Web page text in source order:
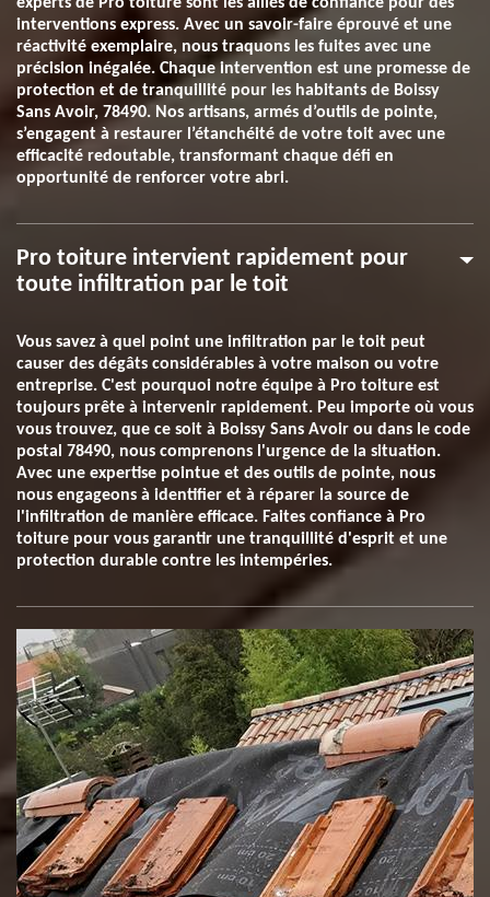
interventions express. Avec un savoir-faire éprouvé et une
réactivité exemplaire, nous traquons les fuites avec une
précision inégalée. Chaque intervention est une promesse de
protection et de tranquillité pour les habitants de Boissy
Sans Avoir, 78490. Nos artisans, armés d’outils de pointe,
s’engagent à restaurer l’étanchéité de votre toit avec une
efficacité redoutable, transformant chaque défi en
opportunité de renforcer votre abri.
Pro toiture intervient rapidement pour
toute infiltration par le toit
Vous savez à quel point une infiltration par le toit peut
causer des dégâts considérables à votre maison ou votre
entreprise. C'est pourquoi notre équipe à Pro toiture est
toujours prête à intervenir rapidement. Peu importe où vous
vous trouvez, que ce soit à Boissy Sans Avoir ou dans le code
postal 78490, nous comprenons l'urgence de la situation.
Avec une expertise pointue et des outils de pointe, nous
nous engageons à identifier et à réparer la source de
l'infiltration de manière efficace. Faites confiance à Pro
toiture pour vous garantir une tranquillité d'esprit et une
protection durable contre les intempéries.